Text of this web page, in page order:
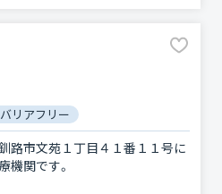
バリアフリー
路市文苑１丁目４１番１１号に
機関です。